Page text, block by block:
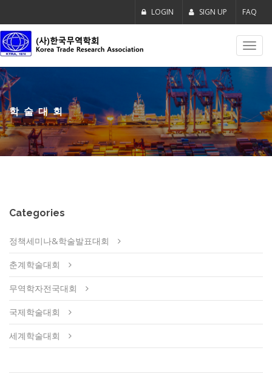
LOGIN SIGN UP FAQ
학술대회
Categories
정책세미나&학술발표대회
춘계학술대회
무역학자전국대회
국제학술대회
세계학술대회